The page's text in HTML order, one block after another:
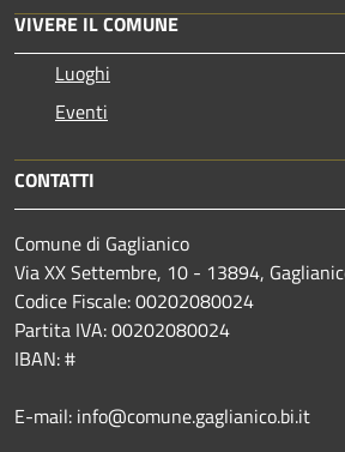
VIVERE IL COMUNE
Luoghi
Eventi
CONTATTI
Comune di Gaglianico
Via XX Settembre, 10 - 13894,
Codice Fiscale: 00202080024
Partita IVA: 00202080024
IBAN: #
E-mail: info@comune.gaglianico.bi.it